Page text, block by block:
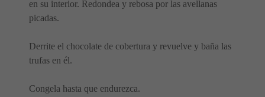
en su interior. Redondea y rebosa por las avellanas
picadas.
Derrite el chocolate de cobertura y revuelve y baña las
trufas en él.
Congela hasta que endurezca.